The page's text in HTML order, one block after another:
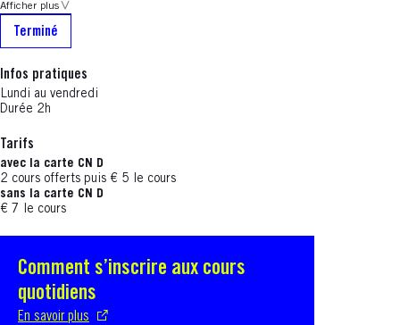
Afficher plus
Terminé
Infos pratiques
Lundi au vendredi
Durée 2h
Tarifs
avec la carte CN D
2 cours offerts puis € 5 le cours
sans la carte CN D
€ 7 le cours
Comment s’inscrire aux cours
quotidiens
En savoir plus
S'ouvre dans une nouvelle fenêtre